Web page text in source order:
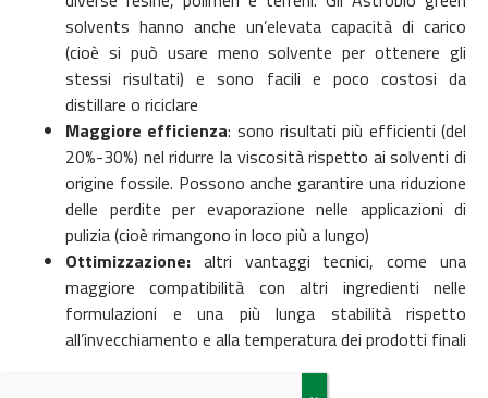
solvents hanno anche un’elevata capacità di carico
(cioè si può usare meno solvente per ottenere gli
stessi risultati) e sono facili e poco costosi da
distillare o riciclare
Maggiore efficienza: sono risultati più efficienti (del
20%-30%) nel ridurre la viscosità rispetto ai solventi di
origine fossile. Possono anche garantire una riduzione
delle perdite per evaporazione nelle applicazioni di
pulizia (cioè rimangono in loco più a lungo)
Ottimizzazione: altri vantaggi tecnici, come una
maggiore compatibilità con altri ingredienti nelle
formulazioni e una più lunga stabilità rispetto
all’invecchiamento e alla temperatura dei prodotti finali